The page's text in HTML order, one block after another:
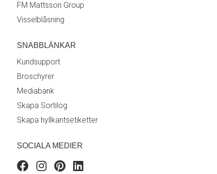
FM Mattsson Group
Visselblåsning
SNABBLÄNKAR
Kundsupport
Broschyrer
Mediabank
Skapa Sortilog
Skapa hyllkantsetiketter
SOCIALA MEDIER
FacebookInstagram
Pinterest